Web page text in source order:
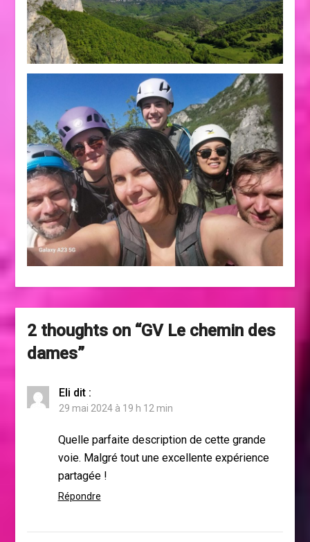
2 thoughts on “GV Le chemin des
dames”
Eli dit :
29 mai 2024 à 19 h 12 min
Quelle parfaite description de cette grande
voie. Malgré tout une excellente expérience
partagée !
Répondre